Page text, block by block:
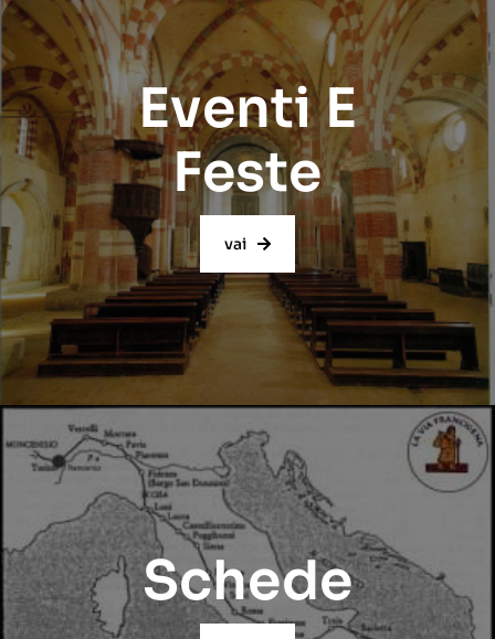
Eventi E
Feste
vai
Schede